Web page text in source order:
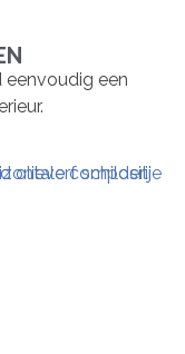
eenvoudig een